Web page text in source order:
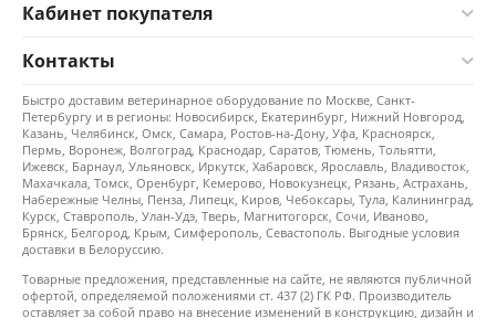
Кабинет покупателя
Контакты
Быстро доставим ветеринарное оборудование по Москве, Санкт-
Петербургу и в регионы: Новосибирск, Екатеринбург, Нижний Новгород,
Казань, Челябинск, Омск, Самара, Ростов-на-Дону, Уфа, Красноярск,
Пермь, Воронеж, Волгоград, Краснодар, Саратов, Тюмень, Тольятти,
Ижевск, Барнаул, Ульяновск, Иркутск, Хабаровск, Ярославль, Владивосток,
Махачкала, Томск, Оренбург, Кемерово, Новокузнецк, Рязань, Астрахань,
Набережные Челны, Пенза, Липецк, Киров, Чебоксары, Тула, Калининград,
Курск, Ставрополь, Улан-Удэ, Тверь, Магнитогорск, Сочи, Иваново,
Брянск, Белгород, Крым, Симферополь, Севастополь. Выгодные условия
доставки в Белоруссию.
Товарные предложения, представленные на сайте, не являются публичной
офертой, определяемой положениями ст. 437 (2) ГК РФ. Производитель
оставляет за собой право на внесение изменений в конструкцию, дизайн и